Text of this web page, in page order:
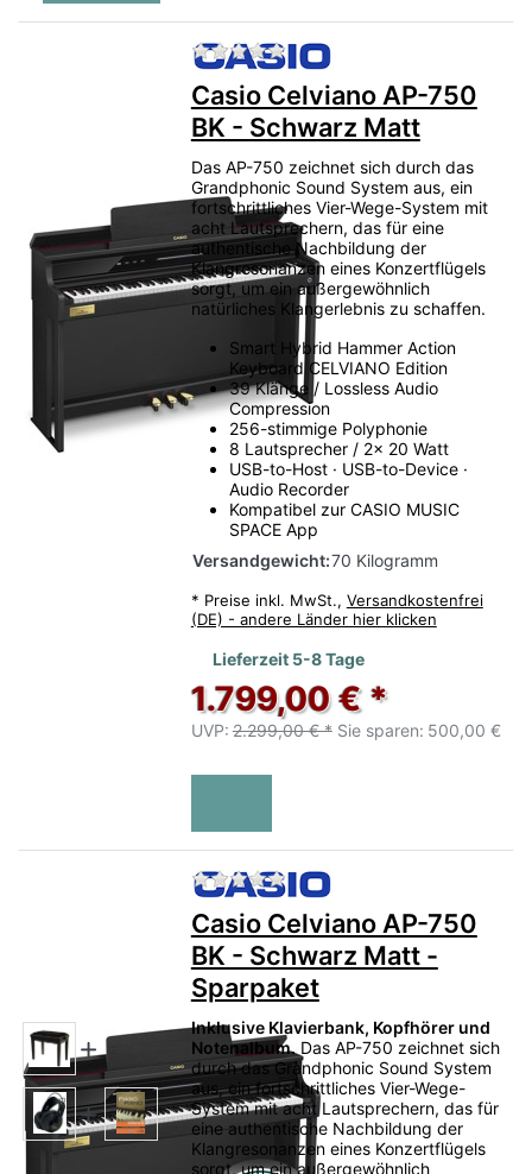
Zu diesem Produkt liegen
Casio Celviano AP-750
BK - Schwarz Matt
Das AP-750 zeichnet sich durch das
Grandphonic Sound System aus, ein
fortschrittliches Vier-Wege-System mit
acht Lautsprechern, das für eine
authentische Nachbildung der
Klangresonanzen eines Konzertflügels
sorgt, um ein außergewöhnlich
natürliches Klangerlebnis zu schaffen.
Smart Hybrid Hammer Action
Keyboard CELVIANO Edition
39 Klänge / Lossless Audio
Compression
256-stimmige Polyphonie
8 Lautsprecher / 2x 20 Watt
USB-to-Host · USB-to-Device ·
Audio Recorder
Kompatibel zur CASIO MUSIC
SPACE App
Versandgewicht:70 Kilogramm
* Preise inkl. MwSt., Versandkostenfrei
(DE) - andere Länder hier klicken
Lieferzeit 5-8 Tage
1.799,00 € *
UVP: 2.299,00 € * Sie sparen: 500,00 €
Zu diesem Produkt liegen
Casio Celviano AP-750
BK - Schwarz Matt -
Sparpaket
Inklusive Klavierbank, Kopfhörer und
Notenalbum. Das AP-750 zeichnet sich
durch das Grandphonic Sound System
aus, ein fortschrittliches Vier-Wege-
System mit acht Lautsprechern, das für
eine authentische Nachbildung der
Klangresonanzen eines Konzertflügels
sorgt, um ein außergewöhnlich